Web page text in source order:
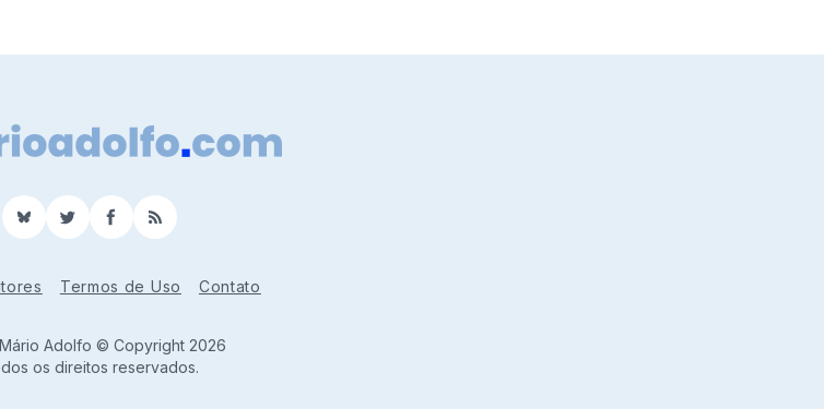
BlueSkyTwitterFacebook
RSS
Termos de Uso Contato
Adolfo © Copyright 2026
os direitos reservados.